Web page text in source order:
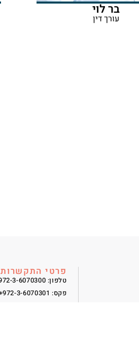
בר לוי
עורך דין
פרטי התקשרות
טלפון: 972-3-6070300+
פקס: 972-3-6070301+